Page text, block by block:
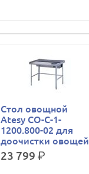
Стол овощной
Atesy СО-С-1-
1200.800-02 для
доочистки овощей
23 799р.